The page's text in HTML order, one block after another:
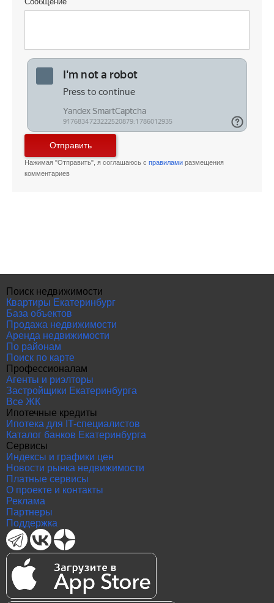
Отправить
Нажимая "Отправить", я соглашаюсь с правилами размещения
комментариев
Поиск недвижимости
Квартиры Екатеринбург
База объектов
Продажа недвижимости
Аренда недвижимости
По районам
Поиск по карте
Профессионалам
Агенты и риэлторы
Застройщики Екатеринбурга
Все ЖК
Ипотечные кредиты
Ипотека для IT-специалистов
Каталог банков Екатеринбурга
Сервисы
Индексы и графики цен
Новости рынка недвижимости
Платные сервисы
О проекте и контакты
Реклама
Партнеры
Поддержка